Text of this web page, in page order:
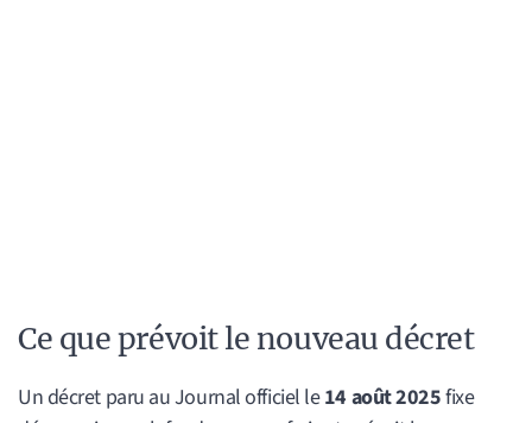
Ce que prévoit le nouveau décret
Un décret paru au Journal officiel le14 août 2025fixe